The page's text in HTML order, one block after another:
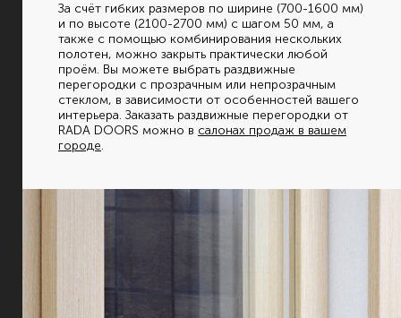
За счёт гибких размеров по ширине (700-1600 мм)
и по высоте (2100-2700 мм) c шагом 50 мм, а
также с помощью комбинирования нескольких
полотен, можно закрыть практически любой
проём. Вы можете выбрать раздвижные
перегородки с прозрачным или непрозрачным
стеклом, в зависимости от особенностей вашего
интерьера. Заказать раздвижные перегородки от
RADA DOORS можно в салонах продаж в вашем
городе.